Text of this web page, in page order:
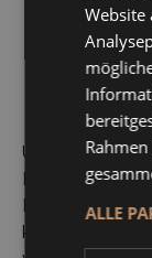
Unser Angebot
Dritter, auf
Deshalb
keine Gewähr
Website
ALLE